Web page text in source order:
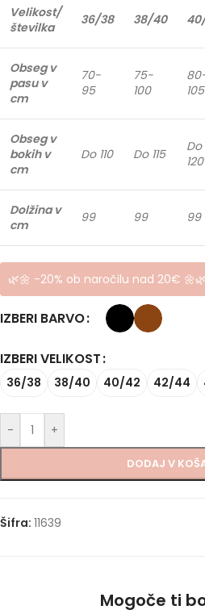
Velikost/
številka
36/38 38/40
Obseg v
pasu v
cm
70-
95
75-
100
105
Obseg v
bokih v
cm
Do 110 Do 115
Do
120
Dolžina v
cm
99 99 99
🌿🌼 -20% ob naročilu nad 20€ 🌼🌿
IZBERI BARVO
IZBERI VELIKOST
36/38 38/40 40/42 42/44
- +
DODAJ V
Šifra: 11639
Mogoče ti